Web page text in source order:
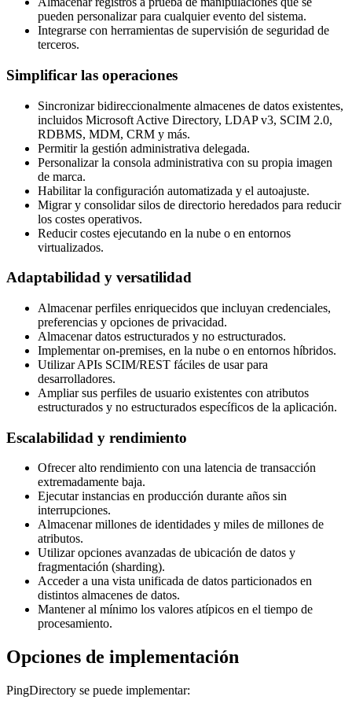
pueden personalizar para cualquier evento del sistema.
Integrarse con herramientas de supervisión de seguridad de
terceros.
Simplificar las operaciones
Sincronizar bidireccionalmente almacenes de datos existentes,
incluidos Microsoft Active Directory, LDAP v3, SCIM 2.0,
RDBMS, MDM, CRM y más.
Permitir la gestión administrativa delegada.
Personalizar la consola administrativa con su propia imagen
de marca.
Habilitar la configuración automatizada y el autoajuste.
Migrar y consolidar silos de directorio heredados para reducir
los costes operativos.
Reducir costes ejecutando en la nube o en entornos
virtualizados.
Adaptabilidad y versatilidad
Almacenar perfiles enriquecidos que incluyan credenciales,
preferencias y opciones de privacidad.
Almacenar datos estructurados y no estructurados.
Implementar on-premises, en la nube o en entornos híbridos.
Utilizar APIs SCIM/REST fáciles de usar para
desarrolladores.
Ampliar sus perfiles de usuario existentes con atributos
estructurados y no estructurados específicos de la aplicación.
Escalabilidad y rendimiento
Ofrecer alto rendimiento con una latencia de transacción
extremadamente baja.
Ejecutar instancias en producción durante años sin
interrupciones.
Almacenar millones de identidades y miles de millones de
atributos.
Utilizar opciones avanzadas de ubicación de datos y
fragmentación (sharding).
Acceder a una vista unificada de datos particionados en
distintos almacenes de datos.
Mantener al mínimo los valores atípicos en el tiempo de
procesamiento.
Opciones de implementación
PingDirectory se puede implementar: